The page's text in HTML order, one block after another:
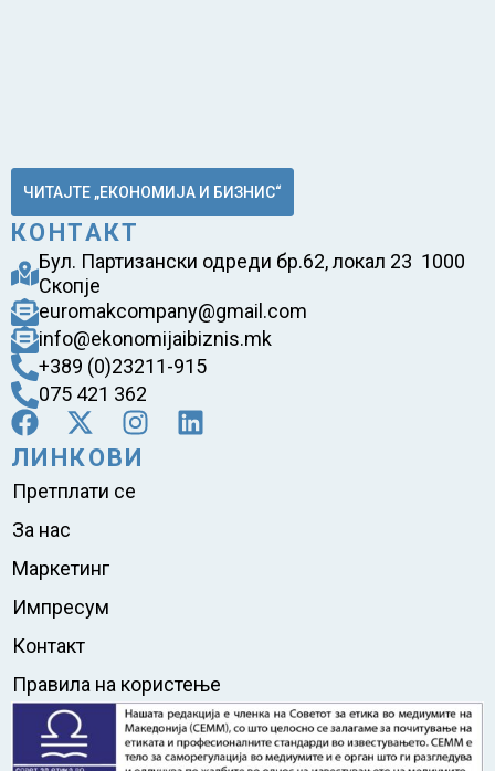
ЧИТАЈТЕ „ЕКОНОМИЈА И БИЗНИС“
КОНТАКТ
Бул. Партизански одреди бр.62, локал 23 1000
Скопје
euromakcompany@gmail.com
info@ekonomijaibiznis.mk
+389 (0)23211-915
075 421 362
ЛИНКОВИ
Претплати се
За нас
Маркетинг
Импресум
Контакт
Правила на користење